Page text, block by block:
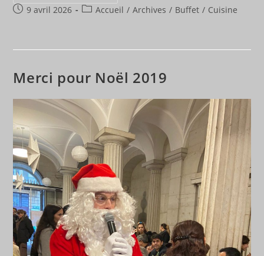
Publication
9 avril 2026
PostAccueil / Archives / Buffet / Cuisine
Merci pour Noël 2019